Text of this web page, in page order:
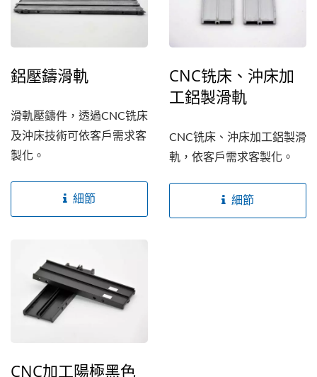
鋁壓鑄滑軌
滑軌壓鑄件，透過CNC铣床
及沖床技術可依客戶需求客
製化。
細節
CNC铣床、沖床加
工鋁製滑軌
CNC铣床、沖床加工鋁製滑
軌，依客戶需求客製化。
細節
CNC加工陽極黑色